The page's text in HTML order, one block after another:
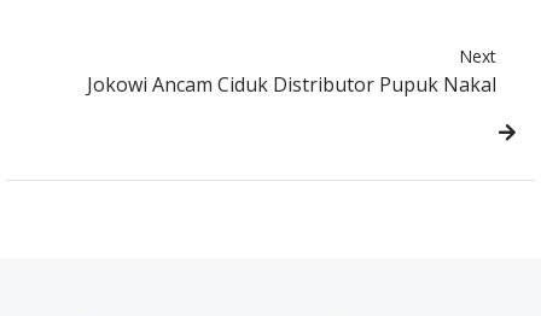
Next
Jokowi Ancam Ciduk Distributor Pupuk Nakal